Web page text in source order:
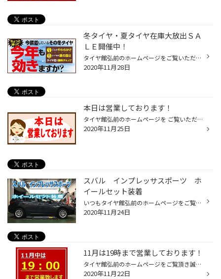
冬タイヤ・夏タイヤ在庫大放出ＳＡ
ＬＥ開催中！
タイヤ館弘前のホームページをご覧いただき誠にありがとうございます。 先週の雪で急遽タイヤ交換をした方、履きつぶしで冬タイヤを装着してる方にお得なお知らせです(*'▽')♪ 夏・冬タイヤ展示在庫大放出SALEを開催中です！！！ 冬タイヤはもちろん、夏タイヤも展示在庫商品を大放出！！！ 来春には...
2020年11月28日
本日は営業しております！
タイヤ館弘前のホームページを ご覧いただき誠にありがとうございます！ 本日11月25日は水曜日ですが営業しております！ タイヤのご相談や交換がございましたら お気軽にご来店ください♪ みなさまのご来店心よりお待ちしております。 タイヤ交換作業の予約も増えております。 土日・平日午前中が特...
2020年11月25日
スバル インプレッサスポーツ ホ
イールセット装着
いつもタイヤ館弘前のホームページをご覧頂きありがとうございます！ 本日はこちら！インプレッサスポーツへホイールセットを装着いたします。 選んで頂いたタイヤはブリヂストンのVRX2で205/55R16です！ ホイールもブリヂストン製トップランM7！夏、冬共に大変人気のデザインになっております(^^♪ ...
2020年11月24日
11月は19時まで営業しております！
タイヤ館弘前のホームページをご覧頂き誠にありがとうございます。 当店ではタイヤ交換シーズンを迎えるにあたり、期間限定にて営業時間の延長を実施いたします。 【期間】 2020年11月7日～11月30日まで 営業時間 通常営業 朝10：00～18：30 11/7より 朝10：00～19：00 ※作業受付は営業時間内に終...
2020年11月22日